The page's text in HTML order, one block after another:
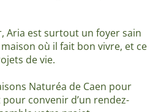
Aria est surtout un foyer sain
où il fait bon vivre, et ce
de vie.
Naturéa de Caen pour
convenir d’un rendez-